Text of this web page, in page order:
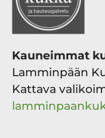
Kauneimmat
Lamminpään
Kattava